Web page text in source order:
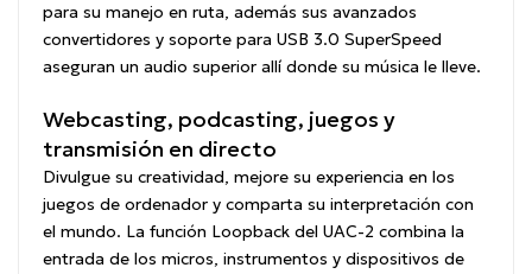
para su manejo en ruta, además sus avanzados
convertidores y soporte para USB 3.0 SuperSpeed
aseguran un audio superior allí donde su música le lleve.
Webcasting, podcasting, juegos y
transmisión en directo
Divulgue su creatividad, mejore su experiencia en los
juegos de ordenador y comparta su interpretación con
el mundo. La función Loopback del UAC-2 combina la
entrada de los micros, instrumentos y dispositivos de